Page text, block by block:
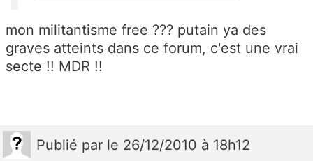
mon militantisme free ??? putain ya des
graves atteints dans ce forum, c'est une vrai
secte !! MDR !!
Publié par le 26/12/2010 à 18h12